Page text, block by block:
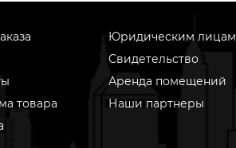
товара
Юридическим лицам
Свидетельство
Аренда помещений
Наши партнеры